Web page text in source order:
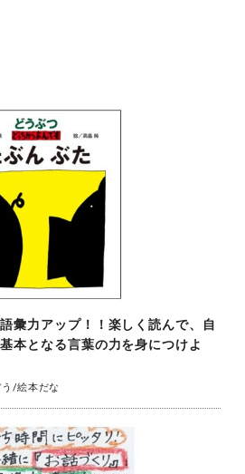
彙力アップ！！楽しく読んで、自
本となる言葉の力を身につけよ
/絵本だな